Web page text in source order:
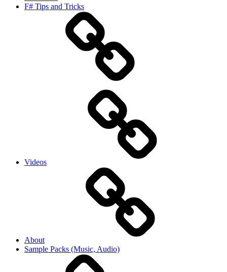
F# Tips and Tricks
Videos
About
Sample Packs (Music, Audio)